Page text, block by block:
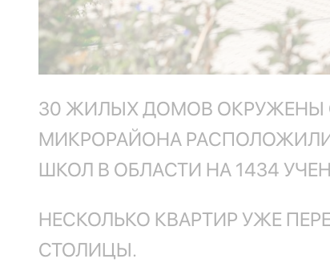
30 ЖИЛЫХ ДОМОВ ОКРУЖЕНЫ
МИКРОРАЙОНА
ШКОЛ В ОБЛАСТИ НА 1434
НЕСКОЛЬКО КВАРТИР УЖЕ
СТОЛИЦЫ.